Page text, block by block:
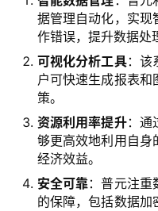
据管理自动化，实现
作错误，提升数据处
可视化分析工具：该
户可快速生成报表和
策。
资源利用率提升：通
够更高效地利用自身
经济效益。
安全可靠：普元注重
的保障，包括数据加